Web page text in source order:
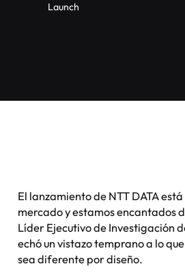
Launch
El lanzamiento de NTT DATA
mercado y estamos encantados
Líder Ejecutivo de Investigación
echó un vistazo temprano a lo
sea diferente por diseño.